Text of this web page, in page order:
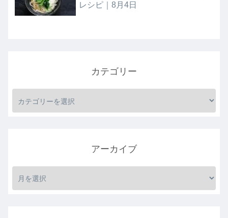
レシピ｜8月4日
カテゴリー
アーカイブ